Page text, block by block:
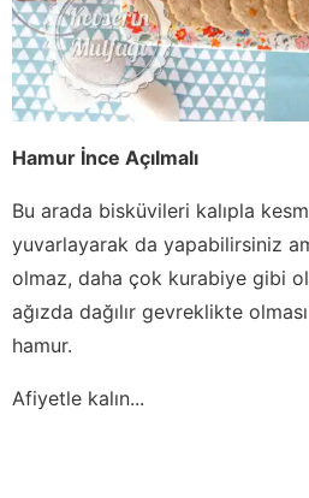
Hamur İnce Açılmalı
Bu arada bisküvileri kalıpla
yuvarlayarak da yapabilirsiniz
olmaz, daha çok kurabiye gibi
ağızda dağılır gevreklikte
hamur.
Afiyetle kalın...